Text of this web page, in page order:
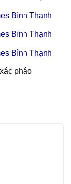
Bình Thạnh
Bình Thạnh
Bình Thạnh
pháo